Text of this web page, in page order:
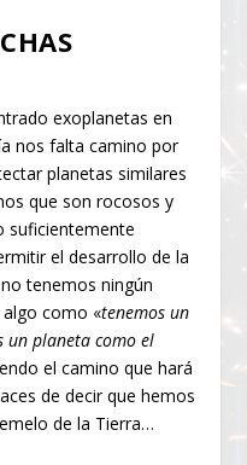
exoplanetas en
nos falta camino por
planetas similares
que son rocosos y
suficientemente
el desarrollo de la
tenemos ningún
como «tenemos un
un planeta como el
el camino que hará
de decir que hemos
de la Tierra…